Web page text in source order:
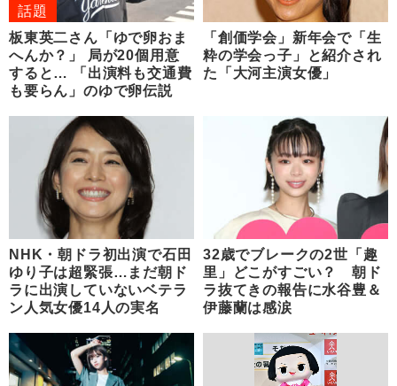
話題
板東英二さん「ゆで卵おま
へんか？」 局が20個用意
すると… 「出演料も交通費
も要らん」のゆで卵伝説
「創価学会」新年会で「生
粋の学会っ子」と紹介され
た「大河主演女優」
NHK・朝ドラ初出演で石田
ゆり子は超緊張…まだ朝ド
ラに出演していないベテラ
ン人気女優14人の実名
32歳でブレークの2世「趣
里」どこがすごい？ 朝ド
ラ抜てきの報告に水谷豊＆
伊藤蘭は感涙